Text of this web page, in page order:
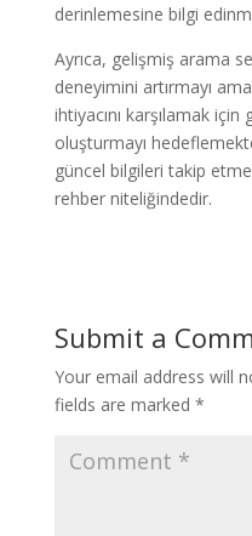
derinlemesine bilgi
Ayrıca, gelişmiş arama
deneyimini artırmayı
ihtiyacını karşılamak
oluşturmayı
güncel bilgileri takip
rehber niteliğindedir.
Submit a
Your email address will
fields are marked *